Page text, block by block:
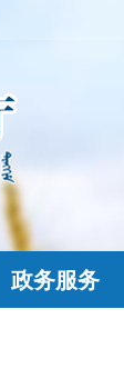
政务服务